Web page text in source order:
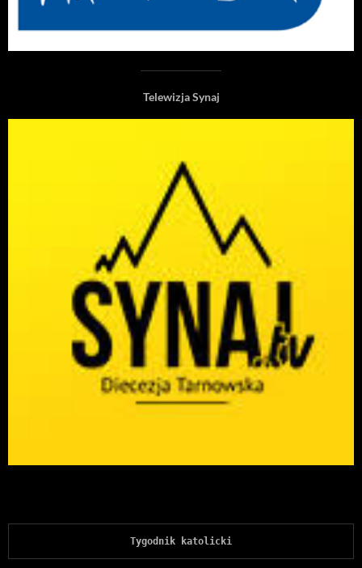
Telewizja Synaj
Tygodnik katolicki